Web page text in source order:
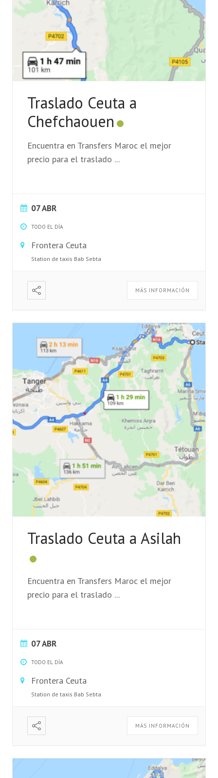
Traslado Ceuta a
Chefchaouen
Encuentra en Transfers Maroc el mejor
precio para el traslado ...
07 ABR
TODO EL DÍA
Frontera Ceuta
Station de taxis Bab Sebta
MÁS INFORMACIÓN
Traslado Ceuta a Asilah
Encuentra en Transfers Maroc el mejor
precio para el traslado ...
07 ABR
TODO EL DÍA
Frontera Ceuta
Station de taxis Bab Sebta
MÁS INFORMACIÓN